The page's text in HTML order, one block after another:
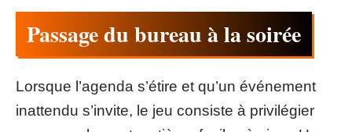
Passage du bureau à la soirée
Lorsque l’agenda s’étire et qu’un événement
inattendu s’invite, le jeu consiste à privilégier